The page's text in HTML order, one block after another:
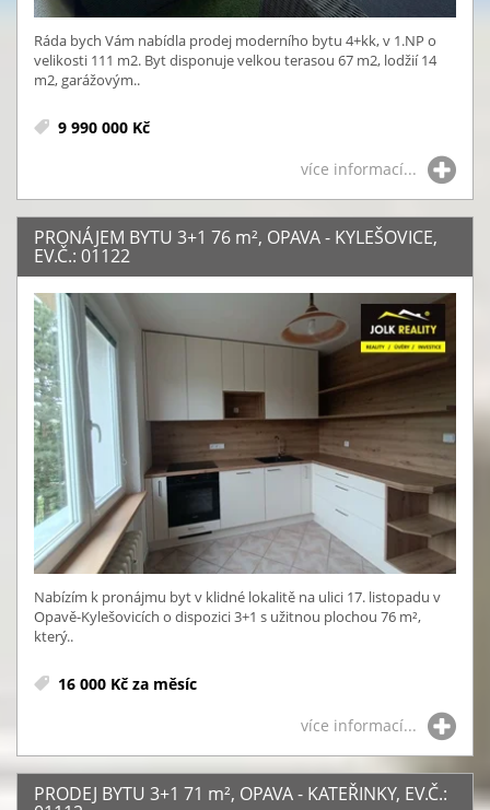
Ráda bych Vám nabídla prodej moderního bytu 4+kk, v 1.NP o
velikosti 111 m2. Byt disponuje velkou terasou 67 m2, lodžií 14
m2, garážovým..
9 990 000 Kč
více informací...
PRONÁJEM BYTU 3+1 76 m², OPAVA - KYLEŠOVICE,
EV.Č.: 01122
Nabízím k pronájmu byt v klidné lokalitě na ulici 17. listopadu v
Opavě-Kylešovicích o dispozici 3+1 s užitnou plochou 76 m²,
který..
16 000 Kč za měsíc
více informací...
PRODEJ BYTU 3+1 71 m², OPAVA - KATEŘINKY, EV.Č.: